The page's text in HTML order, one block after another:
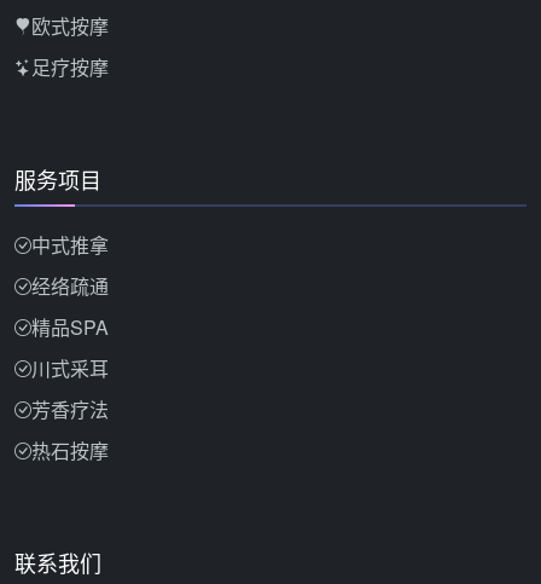
欧式按摩
足疗按摩
服务项目
中式推拿
经络疏通
精品SPA
川式采耳
芳香疗法
热石按摩
联系我们